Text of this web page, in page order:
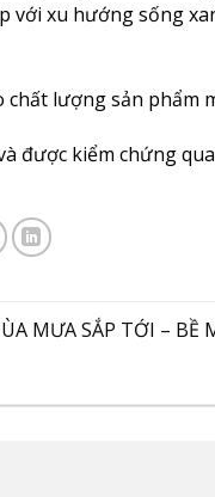
với xu hướng sống
lượng sản phẩm
được kiểm chứng
MƯA SẮP TỚI – BỀ